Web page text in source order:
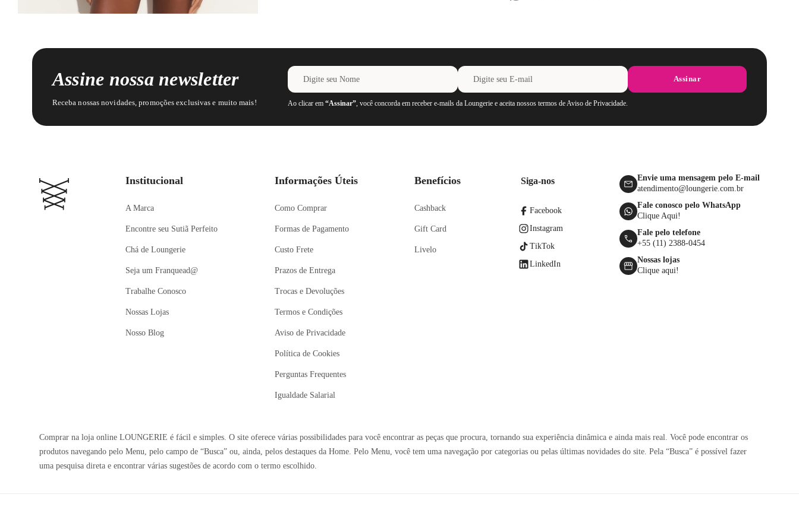
Assine nossa newsletter
Receba nossas novidades, promoções exclusivas e muito mais!
Assinar
Ao clicar em “Assinar”, você concorda em receber e-mails da Loungerie e aceita nossos termos de Aviso de Privacidade.
Institucional
A Marca
Encontre seu Sutiã Perfeito
Chá de Loungerie
Seja um Franquead@
Trabalhe Conosco
Nossas Lojas
Nosso Blog
Informações Úteis
Como Comprar
Formas de Pagamento
Custo Frete
Prazos de Entrega
Trocas e Devoluções
Termos e Condições
Aviso de Privacidade
Política de Cookies
Perguntas Frequentes
Igualdade Salarial
Benefícios
Cashback
Gift Card
Livelo
Siga-nos
Facebook
Instagram
TikTok
LinkedIn
Envie uma mensagem pelo E-mail
atendimento@loungerie.com.br
Fale conosco pelo WhatsApp
Clique Aqui!
Fale pelo telefone
+55 (11) 2388-0454
Nossas lojas
Clique aqui!
Comprar na loja online LOUNGERIE é fácil e simples. O site oferece várias possibilidades para você encontrar as peças que procura, tornando sua experiência dinâmica e ainda mais real. Você pode encontrar os
produtos navegando pelo Menu, pelo campo de “Busca” ou, ainda, pelos destaques da Home. Pelo Menu, você tem uma navegação por categorias ou pelas últimas novidades do site. Pela “Busca” é possível fazer
uma pesquisa direta e encontrar várias sugestões de acordo com o termo escolhido.